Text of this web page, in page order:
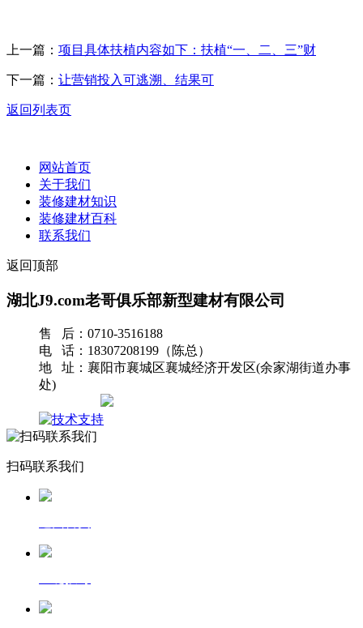
上一篇： 项目具体扶植内容如下：扶植“一、二、三”财
下一篇： 让营销投入可逃溯、结果可
返回列表页
网站首页
关于我们
装修建材知识
装修建材百科
联系我们
返回顶部
湖北J9.com老哥俱乐部新型建材有限公司
售 后：0710-3516188
电 话：18307208199（陈总）
地 址：襄阳市襄城区襄城经济开发区(余家湖街道办事
处)
扫码联系我们